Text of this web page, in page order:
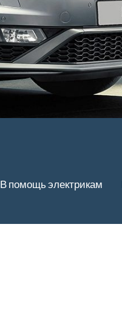
В помощь электрикам